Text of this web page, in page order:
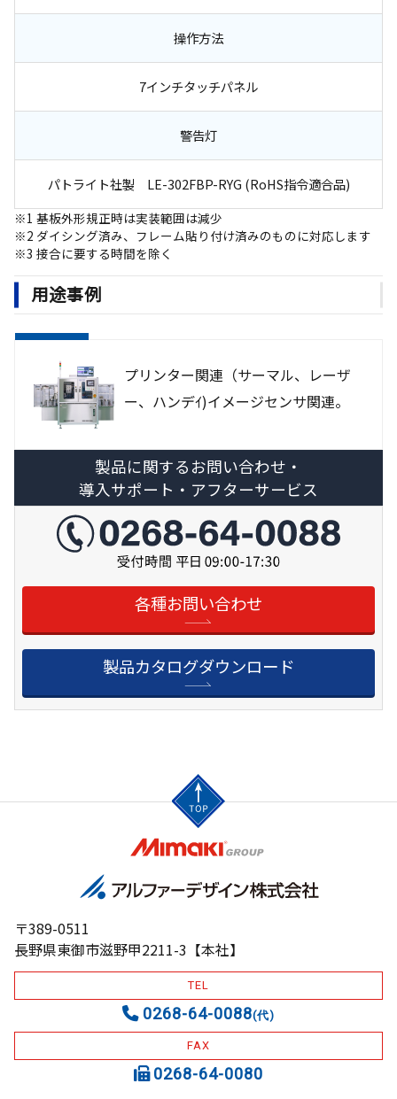
操作方法
7インチタッチパネル
警告灯
パトライト社製 LE-302FBP-RYG (RoHS指令適合品)
※1 基板外形規正時は実装範囲は減少
※2 ダイシング済み、フレーム貼り付け済みのものに対応します
※3 接合に要する時間を除く
用途事例
プリンター関連（サーマル、レーザ
ー、ハンデｲ)イメージセンサ関連。
製品に関するお問い合わせ・
導入サポート・アフターサービス
各種お問い合わせ
製品カタログダウンロード
〒389-0511
長野県東御市滋野甲2211-3【本社】
TEL
0268-64-0088(代)
FAX
0268-64-0080